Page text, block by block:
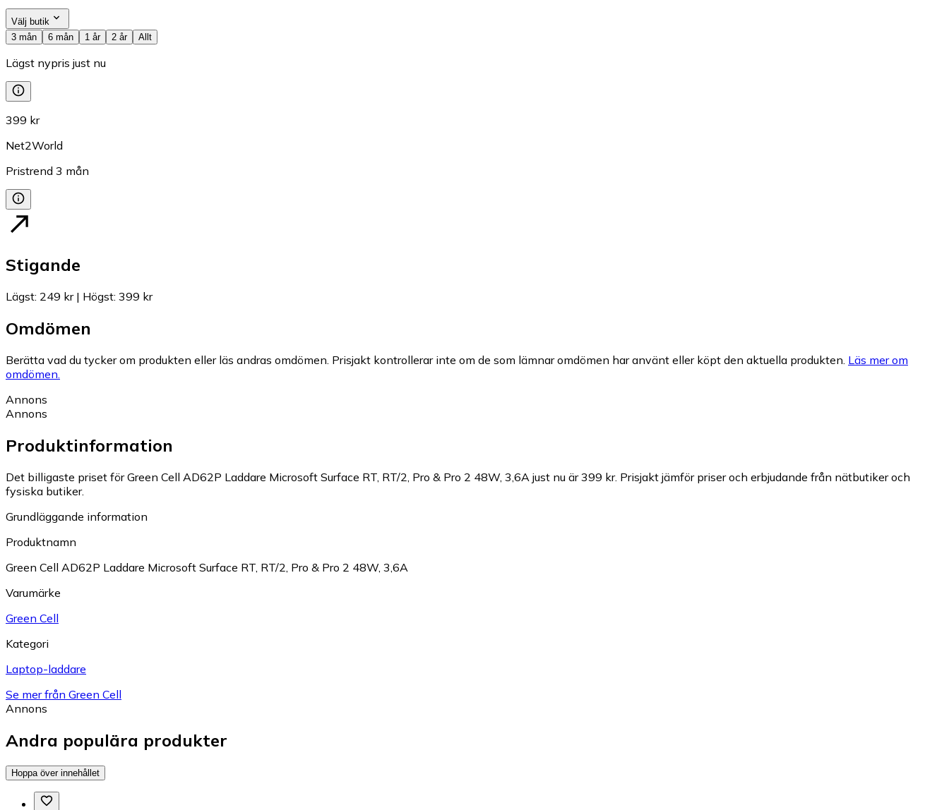
Välj butik
3 mån
6 mån 1 år 2 år Allt
Lägst nypris just nu
399 kr
Net2World
Pristrend 3 mån
Stigande
Lägst: 249 kr| Högst: 399 kr
Omdömen
Berätta vad du tycker om produkten eller läs andras omdömen. Prisjakt kontrollerar inte om de som lämnar omdömen har använt eller köpt den aktuella produkten. Läs mer om
omdömen.
Annons
Annons
Produktinformation
Det billigaste priset för Green Cell AD62P Laddare Microsoft Surface RT, RT/2, Pro & Pro 2 48W, 3,6A just nu är 399 kr. Prisjakt jämför priser och erbjudande från nätbutiker och
fysiska butiker.
Grundläggande information
Produktnamn
Green Cell AD62P Laddare Microsoft Surface RT, RT/2, Pro & Pro 2 48W, 3,6A
Varumärke
Green Cell
Kategori
Laptop-laddare
Se mer från Green Cell
Annons
Andra populära produkter
Hoppa över innehållet